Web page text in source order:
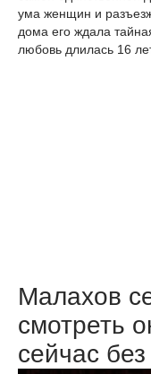
ума женщин и
дома его ждала
любовь длилась 16
Малахов
смотреть
сейчас